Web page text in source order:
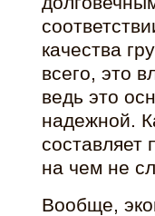
качества
всего, это
ведь это
надежной.
составляет
на чем не
Вообще,